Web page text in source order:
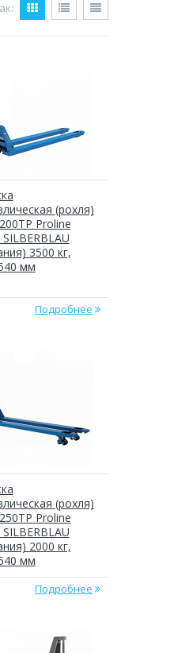
(рохля)
Proline
SILBERBLAU
3500 кг,
мм
Подробнее
(рохля)
Proline
SILBERBLAU
2000 кг,
мм
Подробнее